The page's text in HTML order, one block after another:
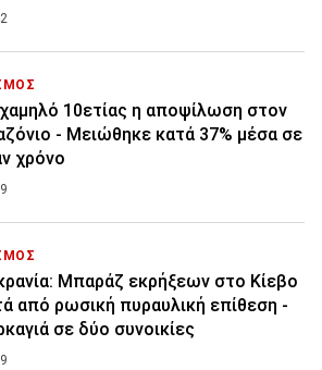
10ετίας η αποψίλωση στον
- Μειώθηκε κατά 37% μέσα σε
χρόνο
Μπαράζ εκρήξεων στο Κίεβο
από ρωσική πυραυλική επίθεση -
σε δύο συνοικίες